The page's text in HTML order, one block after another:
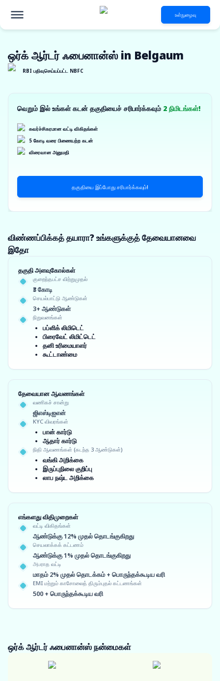
உள்நுழைவு
ஒர்க் ஆர்டர் ஃபைனான்ஸ் in Belgaum
RBI பதிவுசெய்யப்பட்ட NBFC
வெறும் இல் உங்கள் கடன் தகுதியைச் சரிபார்க்கவும் 2 நிமிடங்கள்!
கவர்ச்சிகரமான வட்டி விகிதங்கள்
5 கோடி வரை பிணையற்ற கடன்
விரைவான அனுமதி
தகுதியை இப்போது சரிபார்க்கவும்!
விண்ணப்பிக்கத் தயாரா? உங்களுக்குத் தேவையானவை
இதோ
தகுதி அளவுகோல்கள்
குறைந்தபட்ச விற்றுமுதல்
₹3 கோடி
செயல்பாட்டு ஆண்டுகள்
3+ ஆண்டுகள்
நிறுவனங்கள்
பப்ளிக் லிமிடெட்
பிரைவேட் லிமிட்டெட்
தனி உரிமையாளர்
கூட்டாண்மை
தேவையான ஆவணங்கள்
வணிகச் சான்று
ஜிஎஸ்டிஐஎன்
KYC விவரங்கள்
பான் கார்டு
ஆதார் கார்டு
நிதி ஆவணங்கள் (கடந்த 3 ஆண்டுகள்)
வங்கி அறிக்கை
இருப்புநிலை குறிப்பு
லாப நஷ்ட அறிக்கை
எங்களது விதிமுறைகள்
வட்டி விகிதங்கள்
ஆண்டுக்கு 12% முதல் தொடங்குகிறது
செயலாக்கக் கட்டணம்
ஆண்டுக்கு 1% முதல் தொடங்குகிறது
அபராத வட்டி
மாதம் 2% முதல் தொடக்கம் + பொருந்தக்கூடிய வரி
EMI மற்றும் காசோலைத் திரும்புதல் கட்டணங்கள்
500 + பொருந்தக்கூடிய வரி
ஒர்க் ஆர்டர் ஃபைனான்ஸ்நன்மைகள்